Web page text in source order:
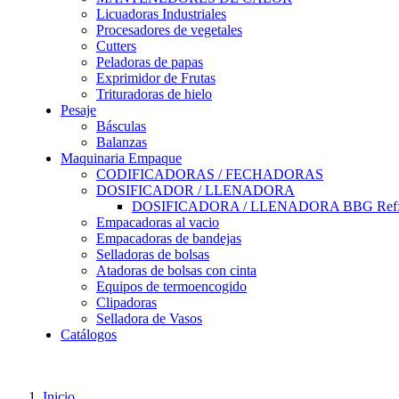
Licuadoras Industriales
Procesadores de vegetales
Cutters
Peladoras de papas
Exprimidor de Frutas
Trituradoras de hielo
Pesaje
Básculas
Balanzas
Maquinaria Empaque
CODIFICADORAS / FECHADORAS
DOSIFICADOR / LLENADORA
DOSIFICADORA / LLENADORA BBG
Empacadoras al vacio
Empacadoras de bandejas
Selladoras de bolsas
Atadoras de bolsas con cinta
Equipos de termoencogido
Clipadoras
Selladora de Vasos
Catálogos